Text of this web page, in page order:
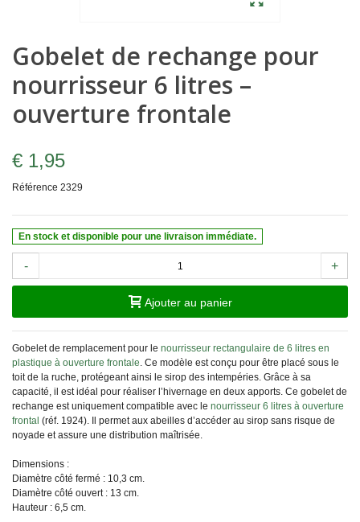
Gobelet de rechange pour
nourrisseur 6 litres –
ouverture frontale
€ 1,95
Référence 2329
En stock et disponible pour une livraison immédiate.
- +
Ajouter au panier
Gobelet de remplacement pour le nourrisseur rectangulaire de 6 litres en
plastique à ouverture frontale. Ce modèle est conçu pour être placé sous le
toit de la ruche, protégeant ainsi le sirop des intempéries. Grâce à sa
capacité, il est idéal pour réaliser l’hivernage en deux apports. Ce gobelet de
rechange est uniquement compatible avec le nourrisseur 6 litres à ouverture
frontal (réf. 1924). Il permet aux abeilles d’accéder au sirop sans risque de
noyade et assure une distribution maîtrisée.
Dimensions :
Diamètre côté fermé : 10,3 cm.
Diamètre côté ouvert : 13 cm.
Hauteur : 6,5 cm.